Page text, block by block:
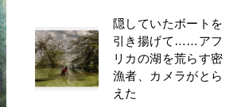
隠していたボートを
引き揚げて……アフ
リカの湖を荒らす密
漁者、カメラがとら
えた